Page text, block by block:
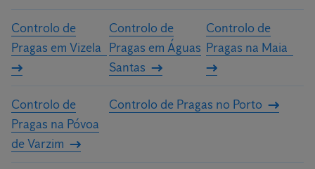
Controlo de
Pragas em Vizela
Controlo de
Pragas em Águas
Santas
Controlo de
Pragas na Maia
Controlo de
Pragas na Póvoa
de Varzim
Controlo de Pragas no Porto